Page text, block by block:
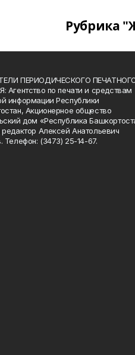
Рубрика
ПЕРИОДИЧЕСКОГО
Агентство по печати и средствам
информации Республики
Акционерное общество
дом «Республика
Алексей Анатольевич
Телефон: (3473) 25-14-67.